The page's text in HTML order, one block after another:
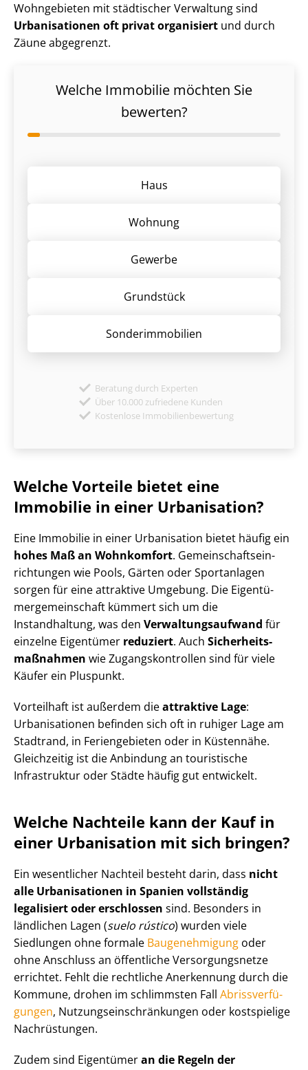
Wohngebieten mit städtischer Verwaltung sind
Urbanisationen oft privat organisiert und durch
Zäune abgegrenzt.
Welche Immobilie möchten Sie
bewerten?
Haus
Wohnung
Gewerbe
Grund­stück
Sonder­immobilien
Beratung durch Experten
Über 10.000 zufriedene Kunden
Kostenlose Immobilienbewertung
Welche Vorteile bietet eine
Immobilie in einer Urbanisation?
Eine Immobilie in einer Urbanisation bietet häufig ein
hohes Maß an Wohnkomfort. Ge­mein­schafts­ein­
rich­tun­gen wie Pools, Gärten oder Sportanlagen
sorgen für eine attraktive Umgebung. Die Ei­gen­tü­
mer­ge­mein­schaft kümmert sich um die
Instandhaltung, was den Ver­wal­tungs­auf­wand für
einzelne Eigentümer reduziert. Auch Si­cher­heits­
maß­nah­men wie Zu­gangs­kon­trol­len sind für viele
Käufer ein Pluspunkt.
Vorteilhaft ist außerdem dieattraktive Lage:
Urbanisationen befinden sich oft in ruhiger Lage am
Stadtrand, in Feriengebieten oder in Küstennähe.
Gleichzeitig ist die Anbindung an touristische
Infrastruktur oder Städte häufig gut entwickelt.
Welche Nachteile kann der Kauf in
einer Urbanisation mit sich bringen?
Ein wesentlicher Nachteil besteht darin, dass nicht
alle Urbanisationen in Spanien vollständig
legalisiert oder erschlossen sind. Besonders in
ländlichen Lagen (suelo rústico) wurden viele
Siedlungen ohne formale Baugenehmigung oder
ohne Anschluss an öffentliche Ver­sor­gungs­net­ze
errichtet. Fehlt die rechtliche Anerkennung durch die
Kommune, drohen im schlimmsten Fall Ab­riss­ver­fü­
gun­gen, Nut­zungs­ein­schrän­kun­gen oder kostspielige
Nachrüstungen.
Zudem sind Eigentümeran die Regeln der